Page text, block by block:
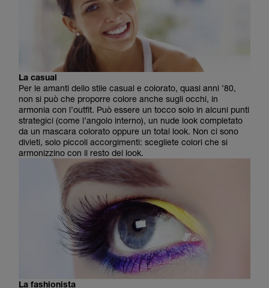
La casual
Per le amanti dello stile casual e colorato, quasi anni ’80,
non si può che proporre colore anche sugli occhi, in
armonia con l’outfit. Può essere un tocco solo in alcuni punti
strategici (come l’angolo interno), un nude look completato
da un mascara colorato oppure un total look. Non ci sono
divieti, solo piccoli accorgimenti: scegliete colori che si
armonizzino con il resto del look.
La fashionista